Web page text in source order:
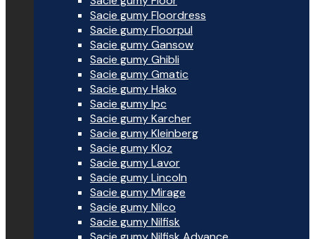
Sacie gumy Floordress
Sacie gumy Floorpul
Sacie gumy Gansow
Sacie gumy Ghibli
Sacie gumy Gmatic
Sacie gumy Hako
Sacie gumy Ipc
Sacie gumy Karcher
Sacie gumy Kleinberg
Sacie gumy Kloz
Sacie gumy Lavor
Sacie gumy Lincoln
Sacie gumy Mirage
Sacie gumy Nilco
Sacie gumy Nilfisk